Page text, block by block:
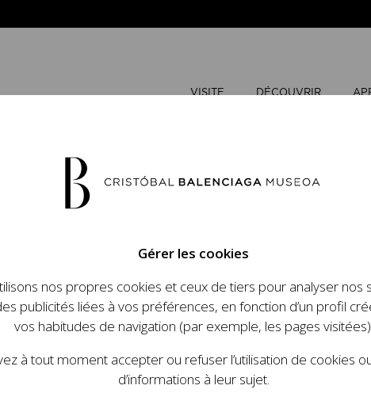
VISITE DÉCOUVRIR
place un ambitieux
et le travail de
l'histoire de la
de son legs. D’autres
programme : des
1 2
8 9
Gérer les cookies
nos propres cookies et ceux de tiers pour analyser nos
publicités liées à vos préférences, en fonction d’un profil
vos habitudes de navigation (par exemple, les pages
à tout moment accepter ou refuser l’utilisation de cookies
d’informations à leur sujet.